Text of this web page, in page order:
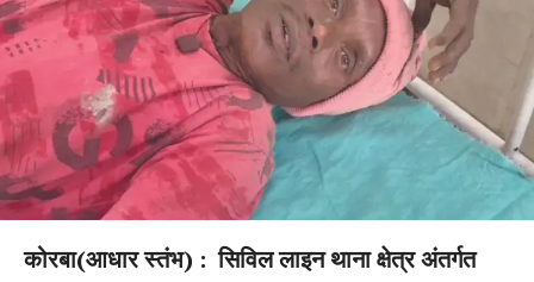
कोरबा(आधार स्तंभ) : सिविल लाइन थाना क्षेत्र अंतर्गत